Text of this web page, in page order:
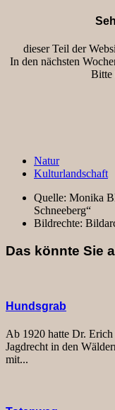
dieser Teil der
In den nächsten
Bitte
Natur
Kulturlandschaft
Quelle: Monika
Schneeberg“
Bildrechte:
Das könnte Sie
Hundsgrab
Ab 1920 hatte Dr.
Jagdrecht in den
mit...